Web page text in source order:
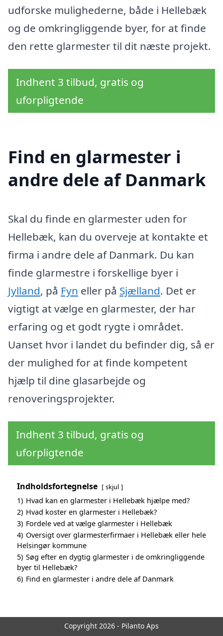
udforske mulighederne, både i Hellebæk
og de omkringliggende byer, for at finde
den rette glarmester til dit næste projekt.
Indhent 3 tilbud, gratis og
uforpligtende
Find en glarmester i
andre dele af Danmark
Skal du finde en glarmester uden for
Hellebæk, kan du overveje at kontakte et
firma i andre dele af Danmark. Du kan
finde glarmestre i forskellige byer i
Jylland, på Fyn eller på Sjælland. Det er
vigtigt at vælge en glarmester, der har
erfaring og et godt rygte i området.
Uanset hvor i landet du befinder dig, så er
der mulighed for at finde kompetent
hjælp til dine glasarbejde og
renoveringsprojekter.
Indhent 3 tilbud, gratis og
uforpligtende
Indholdsfortegnelse skjul
1) Hvad kan en glarmester i Hellebæk hjælpe med?
2) Hvad koster en glarmester i Hellebæk?
3) Fordele ved at vælge glarmester i Hellebæk
4) Oversigt over glarmesterfirmaer i Hellebæk eller hele
Helsingør kommune
5) Søg efter en dygtig glarmester i de omkringliggende
byer til Hellebæk?
6) Find en glarmester i andre dele af Danmark
Copyright 2026 - Pilanto Aps